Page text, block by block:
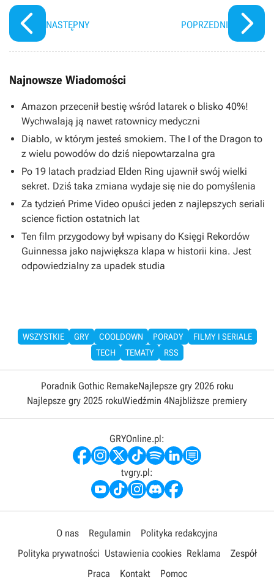
NASTĘPNY POPRZEDNI
Najnowsze Wiadomości
Amazon przecenił bestię wśród latarek o blisko 40%!
Wychwalają ją nawet ratownicy medyczni
Diablo, w którym jesteś smokiem. The I of the Dragon to
z wielu powodów do dziś niepowtarzalna gra
Po 19 latach pradziad Elden Ring ujawnił swój wielki
sekret. Dziś taka zmiana wydaje się nie do pomyślenia
Za tydzień Prime Video opuści jeden z najlepszych seriali
science fiction ostatnich lat
Ten film przygodowy był wpisany do Księgi Rekordów
Guinnessa jako największa klapa w historii kina. Jest
odpowiedzialny za upadek studia
WSZYSTKIE GRY COOLDOWN PORADY
FILMY I SERIALE
TECH
TEMATY RSS
Poradnik Gothic RemakeNajlepsze gry 2026 roku
Najlepsze gry 2025 rokuWiedźmin 4Najbliższe premiery
GRYOnline.pl:
tvgry.pl:
O nas Regulamin
Polityka redakcyjna
Polityka prywatności Ustawienia cookies Reklama
Zespół
Praca
Kontakt Pomoc